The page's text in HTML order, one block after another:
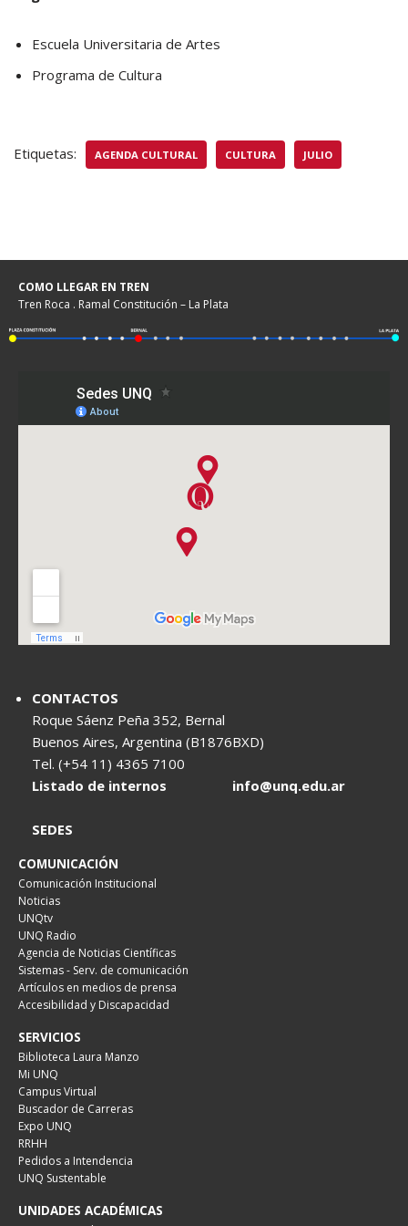
Escuela Universitaria de Artes
Programa de Cultura
Etiquetas: AGENDA CULTURAL CULTURA JULIO
COMO LLEGAR EN TREN
Tren Roca . Ramal Constitución – La Plata
CONTACTOS
Roque Sáenz Peña 352, Bernal
Buenos Aires, Argentina (B1876BXD)
Tel. (+54 11) 4365 7100
Listado de internos
info@unq.edu.ar
SEDES
COMUNICACIÓN
Comunicación Institucional
Noticias
UNQtv
UNQ Radio
Agencia de Noticias Científicas
Sistemas - Serv. de comunicación
Artículos en medios de prensa
Accesibilidad y Discapacidad
SERVICIOS
Biblioteca Laura Manzo
Mi UNQ
Campus Virtual
Buscador de Carreras
Expo UNQ
RRHH
Pedidos a Intendencia
UNQ Sustentable
UNIDADES ACADÉMICAS